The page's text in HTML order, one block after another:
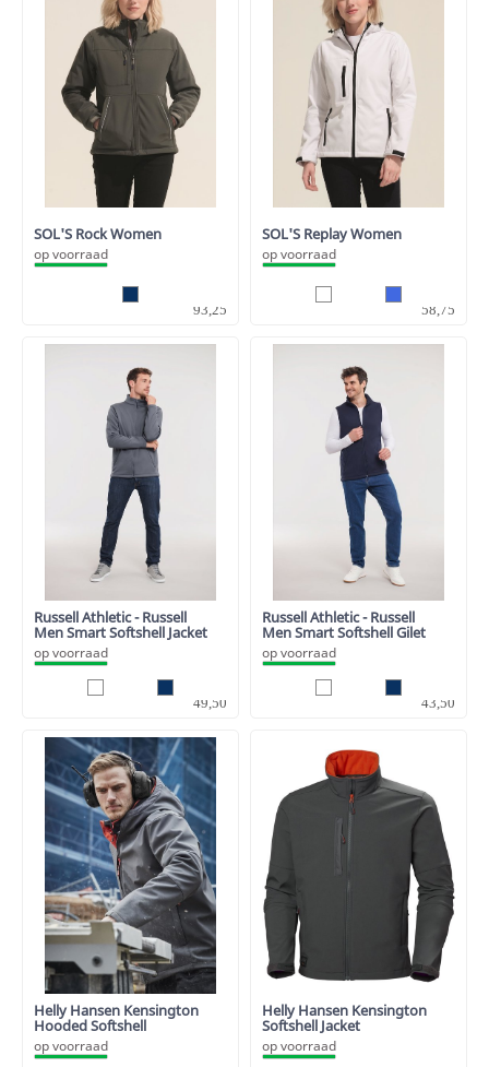
SOL'S Rock Women
op voorraad
93,25
SOL'S Replay Women
op voorraad
58,75
Russell Athletic - Russell
Men Smart Softshell Jacket
op voorraad
49,50
Russell Athletic - Russell
Men Smart Softshell Gilet
op voorraad
43,50
Helly Hansen Kensington
Hooded Softshell
op voorraad
Helly Hansen Kensington
Softshell Jacket
op voorraad